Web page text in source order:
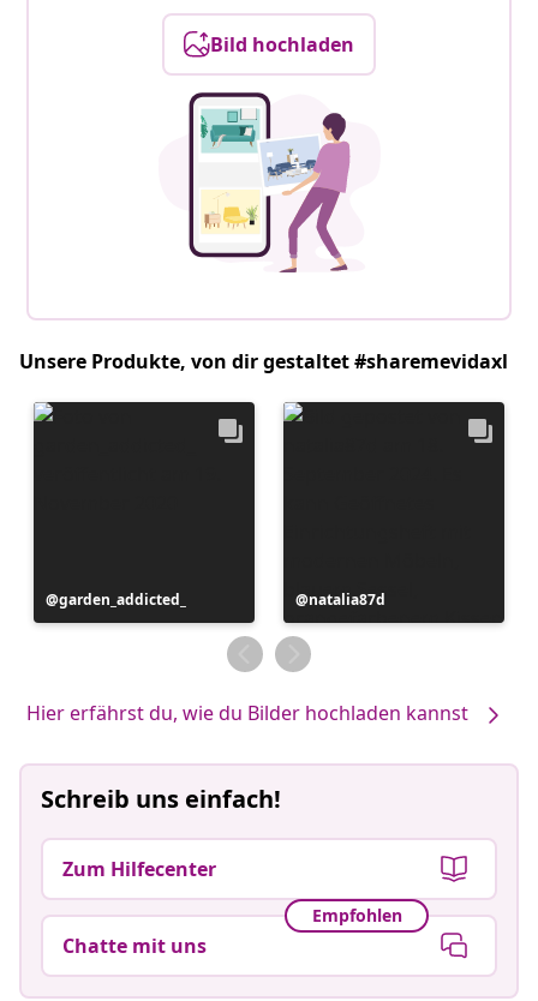
Bild hochladen
Unsere Produkte, von dir gestaltet #sharemevidaxl
Beitrag
veröffentlicht
garden_addicted_
Beitrag
veröffentlicht
von
natalia87d
Hier erfährst du, wie du Bilder hochladen kannst
Schreib uns einfach!
Zum Hilfecenter
Empfohlen
Chatte mit uns